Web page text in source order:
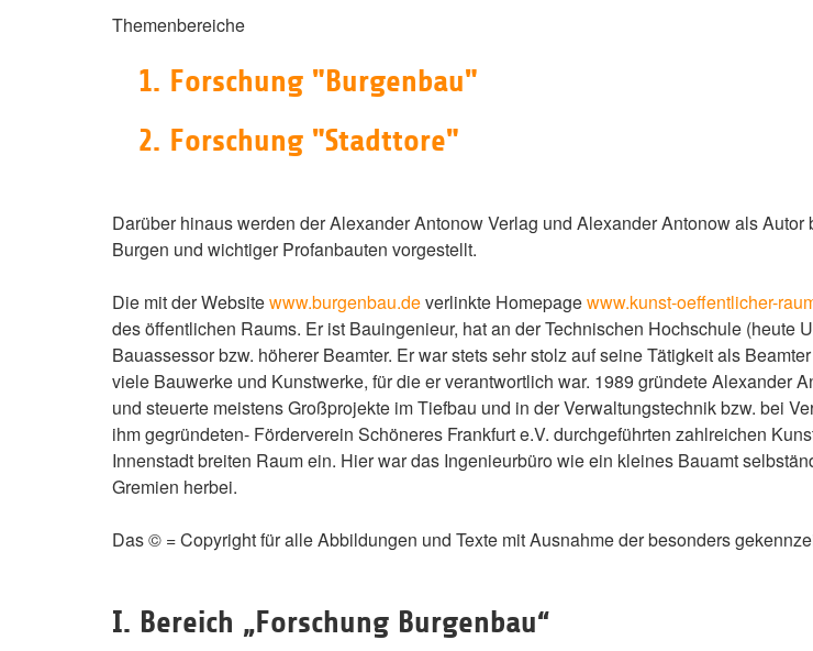
Themenbereiche
1. Forschung "Burgenbau"
2. Forschung "Stadttore"
Darüber hinaus werden der Alexander Antonow Verlag und Alexander Antonow als
Burgen und wichtiger Profanbauten vorgestellt.
Die mit der Websitewww.burgenbau.deverlinkte Homepagewww.kunst-oeffentlicher-
des öffentlichen Raums. Er ist Bauingenieur, hat an der Technischen Hochschule (heute
Bauassessor bzw. höherer Beamter. Er war stets sehr stolz auf seine Tätigkeit als
viele Bauwerke und Kunstwerke, für die er verantwortlich war. 1989 gründete Alexander
und steuerte meistens Großprojekte im Tiefbau und in der Verwaltungstechnik bzw. bei
ihm gegründeten- Förderverein Schöneres Frankfurt e.V. durchgeführten zahlreichen
Innenstadt breiten Raum ein. Hier war das Ingenieurbüro wie ein kleines Bauamt
Gremien herbei.
Das © = Copyright für alle Abbildungen und Texte mit Ausnahme der besonders
I. Bereich „Forschung Burgenbau“